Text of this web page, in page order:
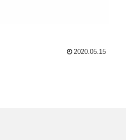
2020.05.15